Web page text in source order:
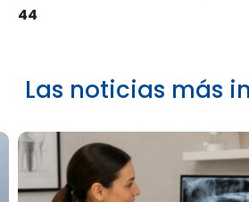
44
Las noticias más